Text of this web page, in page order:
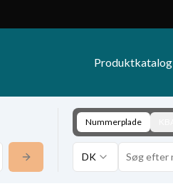
Produktkatalog
Nummerplade
DK